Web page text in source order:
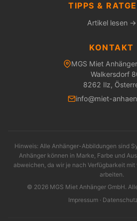
TIPPS &
Artikel lesen →
KONTAKT
MGS Miet
Walkersdorf
8262 Ilz,
info@miet-
Hinweis: Alle Anhänger-Abbildungen sind
Anhänger können in Marke, Farbe und
abweichen, da wir je nach Verfügbarkeit
arbeiten.
© 2026 MGS Miet Anhänger GmbH.
Impressum·